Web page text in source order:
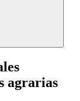
agrarias